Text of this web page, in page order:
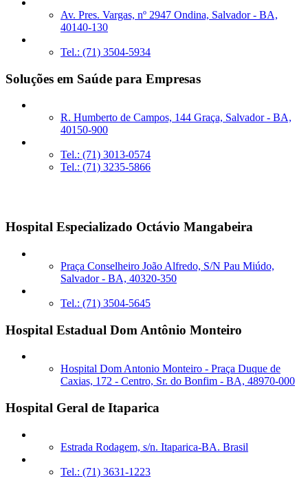
Av. Pres. Vargas, nº 2947 Ondina, Salvador - BA,
40140-130
Tel.: (71) 3504-5934
Soluções em Saúde para Empresas
R. Humberto de Campos, 144 Graça, Salvador - BA,
40150-900
Tel.: (71) 3013-0574
Tel.: (71) 3235-5866
Hospital Especializado Octávio Mangabeira
Praça Conselheiro João Alfredo, S/N Pau Miúdo,
Salvador - BA, 40320-350
Tel.: (71) 3504-5645
Hospital Estadual Dom Antônio Monteiro
Hospital Dom Antonio Monteiro - Praça Duque de
Caxias, 172 - Centro, Sr. do Bonfim - BA, 48970-000
Hospital Geral de Itaparica
Estrada Rodagem, s/n. Itaparica-BA. Brasil
Tel.: (71) 3631-1223